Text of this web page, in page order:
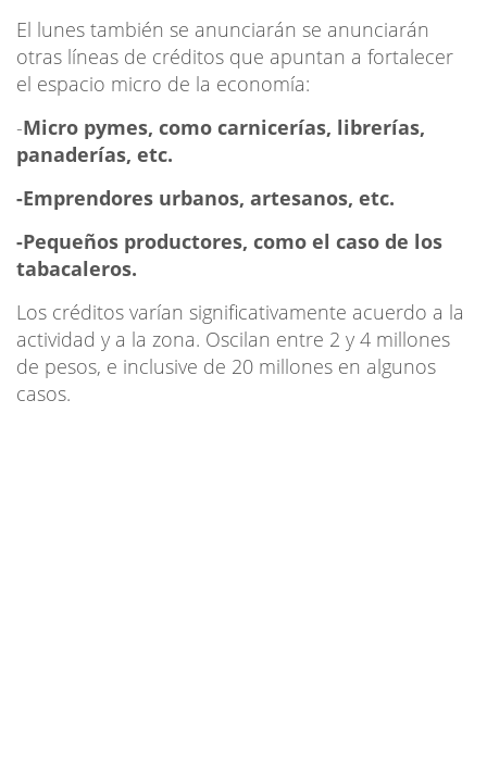
El lunes también se anunciarán se anunciarán
otras líneas de créditos que apuntan a fortalecer
el espacio micro de la economía:
-Micro pymes, como carnicerías, librerías,
panaderías, etc.
-Emprendores urbanos, artesanos, etc.
-Pequeños productores, como el caso de los
tabacaleros.
Los créditos varían significativamente acuerdo a la
actividad y a la zona. Oscilan entre 2 y 4 millones
de pesos, e inclusive de 20 millones en algunos
casos.